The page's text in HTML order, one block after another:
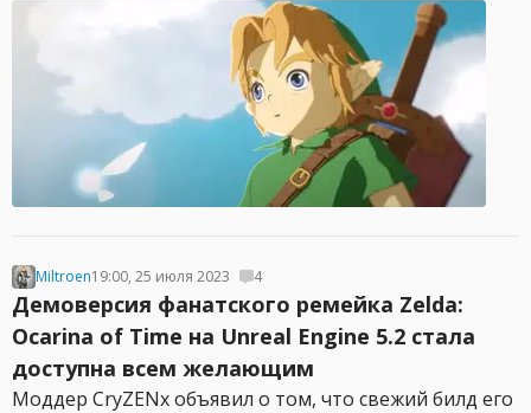
Miltroen19:00, 25 июля 2023 4
Демоверсия фанатского ремейка Zelda:
Ocarina of Time на Unreal Engine 5.2 стала
доступна всем желающим
Моддер CryZENx объявил о том, что свежий билд его